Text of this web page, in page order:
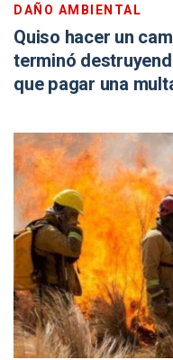
DAÑO AMBIENTAL
Quiso hacer un
terminó
que pagar una